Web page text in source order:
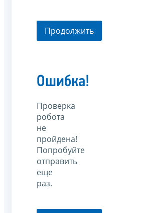
Продолжить
Ошибка!
Проверка
робота
не
пройдена!
Попробуйте
отправить
еще
раз.